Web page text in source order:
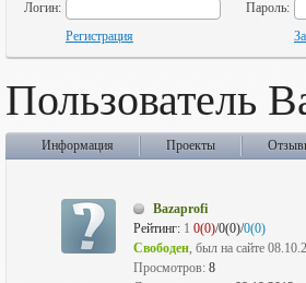
Логин:
Пароль:
Регистрация
Пользователь
Информация Проекты
Bazaprofi
Рейтинг: 1 0(0)/0(0)/0(0)
Свободен, был на сайте
Просмотров: 8